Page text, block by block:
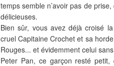
temps semble n’avoir pas de
délicieuses.
Bien sûr, vous avez déjà croisé
cruel Capitaine Crochet et sa
Rouges... et évidemment celui
Peter Pan, ce garçon resté